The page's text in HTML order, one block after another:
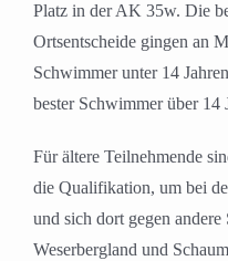
Platz in der AK 35w. Die
Ortsentscheide gingen an
Schwimmer unter 14
bester Schwimmer über 14
Für ältere Teilnehmende
die Qualifikation, um bei
und sich dort gegen
Weserbergland und